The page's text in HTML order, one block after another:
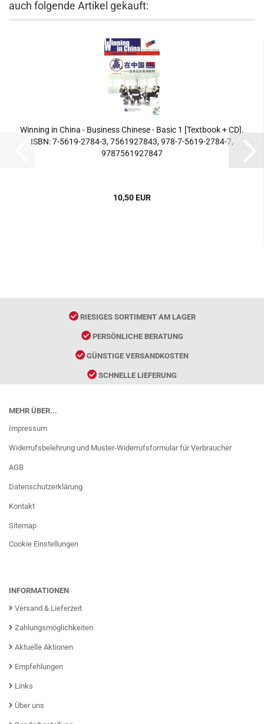
auch folgende Artikel gekauft:
Winning in China - Business Chinese - Basic 1 [Textbook + CD].
ISBN: 7-5619-2784-3, 7561927843, 978-7-5619-2784-7,
9787561927847
10,50 EUR
RIESIGES SORTIMENT AM LAGER
PERSÖNLICHE BERATUNG
GÜNSTIGE VERSANDKOSTEN
SCHNELLE LIEFERUNG
MEHR ÜBER...
Impressum
Widerrufsbelehrung und Muster-Widerrufsformular für Verbraucher
AGB
Datenschutzerklärung
Kontakt
Sitemap
Cookie Einstellungen
INFORMATIONEN
Versand & Lieferzeit
Zahlungsmöglichkeiten
Aktuelle Aktionen
Empfehlungen
Links
Über uns